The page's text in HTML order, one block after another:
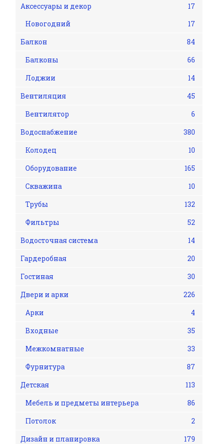
Аксессуары и декор
17
Новогодний
17
Балкон
84
Балконы
66
Лоджии
14
Вентиляция
45
Вентилятор
6
Водоснабжение
380
Колодец
10
Оборудование
165
Скважина
10
Трубы
132
Фильтры
52
Водосточная система
14
Гардеробная
20
Гостиная
30
Двери и арки
226
Арки
4
Входные
35
Межкомнатные
33
Фурнитура
87
Детская
113
Мебель и предметы интерьера
86
Потолок
2
Дизайн и планировка
179